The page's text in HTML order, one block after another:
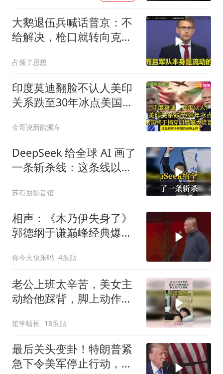
大鹅退伍兵喊话普京：不
给解决，枪口就转向克里
占领了思想
印度莫迪翻脸不认人美印
关系跌至30年冰点美国终
金哥说新能源车
DeepSeek 给全球 AI 画了
一条斩杀线：这条线以下
苏有朋影音馆
相声：《木乃伊失身了》
郭德纲于谦巅峰经典爆笑
你今天快乐吗 4跟贴
老公上班太辛苦，美女主
动给他踩背，脚上动作太
笙学嘻长 18跟贴
最后关头变卦！特朗普紧
急下令美军停止行动，他